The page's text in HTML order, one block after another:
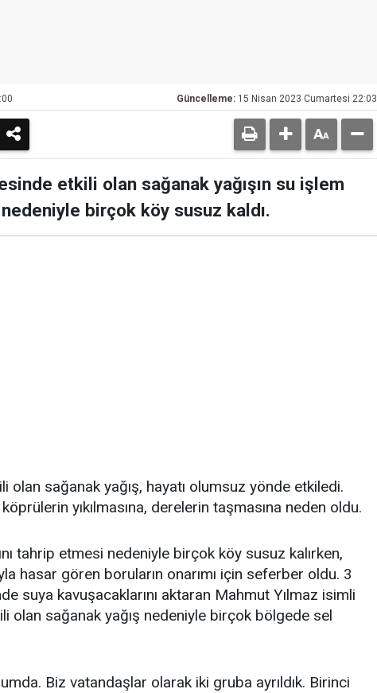
Güncelleme: 15 Nisan 2023 Cumartesi 22:03
etkili olan sağanak yağışın su işlem
birçok köy susuz kaldı.
olan sağanak yağış, hayatı olumsuz yönde etkiledi.
yıkılmasına, derelerin taşmasına neden oldu.
tahrip etmesi nedeniyle birçok köy susuz kalırken,
hasar gören boruların onarımı için seferber oldu. 3
suya kavuşacaklarını aktaran Mahmut Yılmaz isimli
olan sağanak yağış nedeniyle birçok bölgede sel
Biz vatandaşlar olarak iki gruba ayrıldık. Birinci